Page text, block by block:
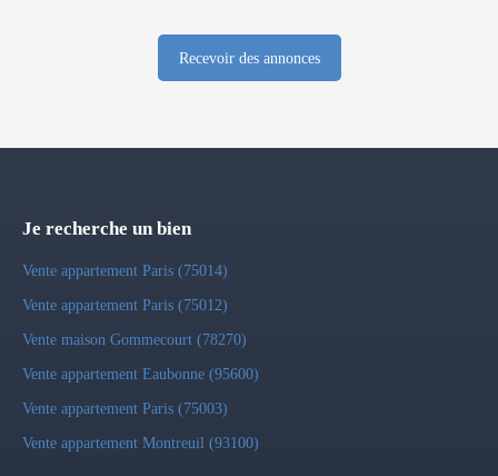
Recevoir des annonces
Je recherche un bien
Vente appartement Paris (75014)
Vente appartement Paris (75012)
Vente maison Gommecourt (78270)
Vente appartement Eaubonne (95600)
Vente appartement Paris (75003)
Vente appartement Montreuil (93100)